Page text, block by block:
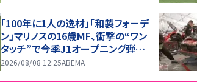
「100年に1人の逸材」「和製フォーデ
ン」マリノスの16歳MF、衝撃の“ワン
タッチ”で今季J1オープニング弾！
記録ずくめのデビュー戦初ゴールに
2026/08/08 12:25ABEMA